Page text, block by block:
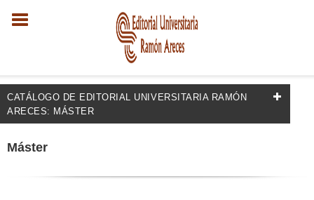
CATÁLOGO DE EDITORIAL UNIVERSITARIA RAMÓN
ARECES: MÁSTER
FILTRADO POR:
Máster